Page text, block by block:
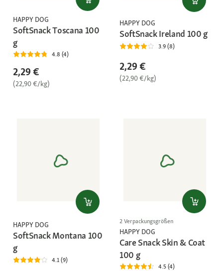
HAPPY DOG
SoftSnack Toscana 100
g
4.8 (4)
2,29 €
(22,90 €/kg)
HAPPY DOG
SoftSnack Ireland 100 g
3.9 (8)
2,29 €
(22,90 €/kg)
HAPPY DOG
SoftSnack Montana 100
g
4.1 (9)
2 Verpackungsgrößen
HAPPY DOG
Care Snack Skin & Coat
100 g
4.5 (4)